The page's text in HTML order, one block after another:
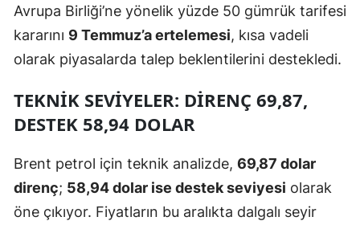
Avrupa Birliği’ne yönelik yüzde 50 gümrük tarifesi
kararını 9 Temmuz’a ertelemesi, kısa vadeli
olarak piyasalarda talep beklentilerini destekledi.
TEKNIK SEVIYELER: DIRENÇ 69,87,
DESTEK 58,94 DOLAR
Brent petrol için teknik analizde, 69,87 dolar
direnç; 58,94 dolar ise destek seviyesi olarak
öne çıkıyor. Fiyatların bu aralıkta dalgalı seyir